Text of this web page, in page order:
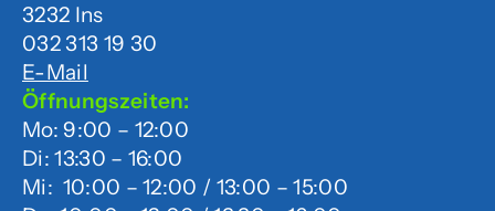
3232 Ins
032 313 19 30
E-Mail
Öffnungszeiten:
Mo: 9:00 – 12:00
Di: 13:30 – 16:00
Mi: 10:00 – 12:00 / 13:00 – 15:00